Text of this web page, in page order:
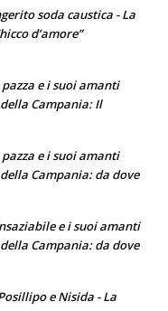
soda caustica - La
d’amore”
e i suoi amanti
della Campania: Il
e i suoi amanti
Campania: da dove
e i suoi amanti
Campania: da dove
e Nisida - La